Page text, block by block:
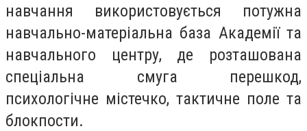
навчання використовується потужна
навчально-матеріальна база Академії та
навчального центру, де розташована
спеціальна смуга перешкод,
психологічне містечко, тактичне поле та
блокпости.